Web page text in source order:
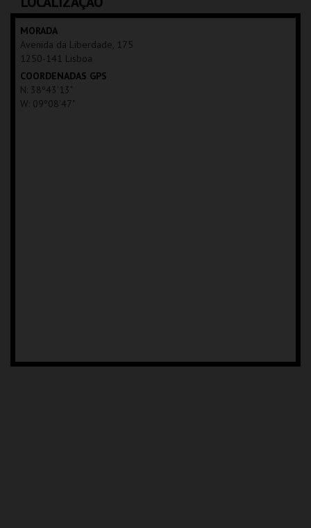
MAIS INFO
MORADA
Avenida da Liberdade, 175
1250-141 Lisboa
COORDENADAS GPS
N: 38º43'13"
W: 09º08'47"